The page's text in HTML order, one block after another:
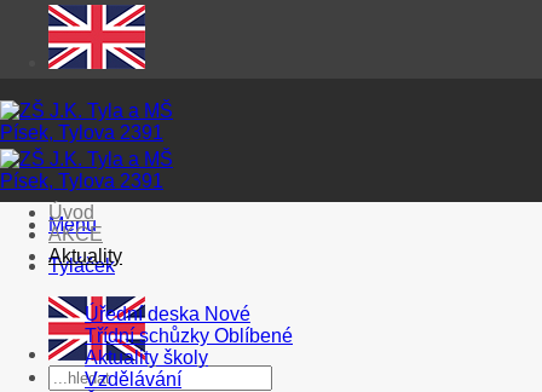
Menu
Tyláček
Úvod
AKCE
Aktuality
Úřední deska
Třídní schůzky
Aktuality školy
Vzdělávání